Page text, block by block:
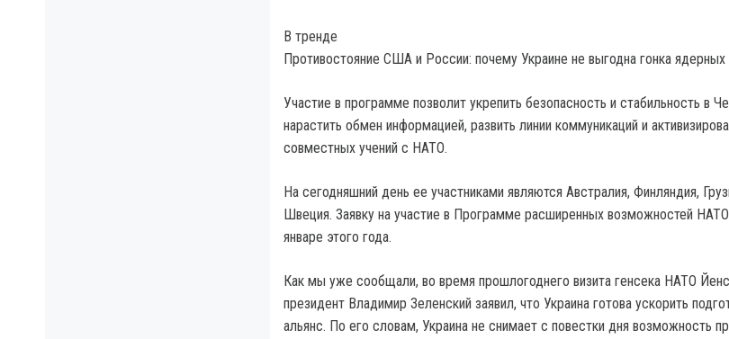
В тренде
Противостояние США и России: почему Украине не выгодна гонка
Участие в программе позволит укрепить безопасность и стабильность в
нарастить обмен информацией, развить линии коммуникаций и
совместных учений с НАТО.
На сегодняшний день ее участниками являются Австралия, Финляндия,
Швеция. Заявку на участие в Программе расширенных возможностей НАТО
январе этого года.
Как мы уже сообщали, во время прошлогоднего визита генсека НАТО
президент Владимир Зеленский заявил, что Украина готова ускорить
альянс. По его словам, Украина не снимает с повестки дня возможность